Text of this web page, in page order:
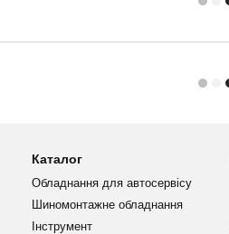
Каталог
Обладнання для автосервісу
Шиномонтажне обладнання
Інструмент